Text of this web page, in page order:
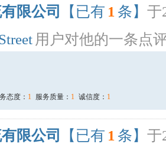
限公司 【已有 1 条】 于
用户对他的一条点
态度： 1 服务质量： 1 诚信度： 1
限公司 【已有 1 条】 于